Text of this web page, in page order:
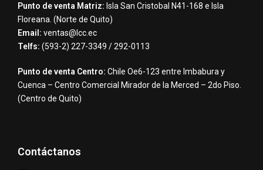
Punto de venta Matriz: Isla San Cristobal N41-168 e Isla
Floreana. (Norte de Quito)
Email: ventas@lcc.ec
Telfs: (593-2) 227-3349 / 292-0113
Punto de venta Centro: Chile Oe6-123 entre Imbabura y
Cuenca – Centro Comercial Mirador de la Merced – 2do Piso.
(Centro de Quito)
Contáctanos